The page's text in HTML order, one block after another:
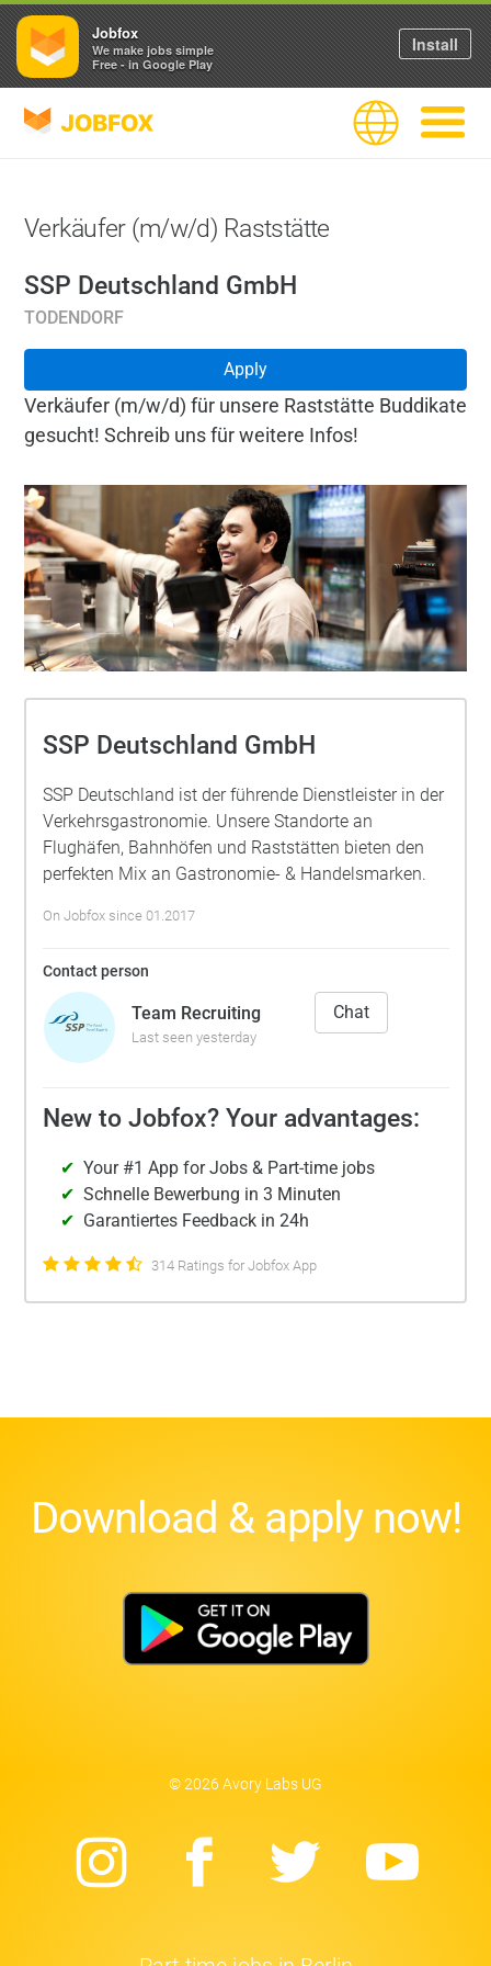
JOBFOX Navigate
Language
Verkäufer (m/w/d) Raststätte
SSP Deutschland GmbH
TODENDORF
Apply
Verkäufer (m/w/d) für unsere Raststätte Buddikate
gesucht! Schreib uns für weitere Infos!
SSP Deutschland GmbH
SSP Deutschland ist der führende Dienstleister in der
Verkehrsgastronomie. Unsere Standorte an
Flughäfen, Bahnhöfen und Raststätten bieten den
perfekten Mix an Gastronomie- & Handelsmarken.
On Jobfox since 01.2017
Contact person
Team Recruiting
Last seen yesterday
Chat
New to Jobfox? Your advantages:
Your #1 App for Jobs & Part-time jobs
Schnelle Bewerbung in 3 Minuten
Garantiertes Feedback in 24h
314 Ratings for Jobfox App
Download & apply now!
© 2026 Avory Labs UG
Instagram
Facebook
Twitter
Jobfox
We make jobs simple
Free - in Google Play
Install